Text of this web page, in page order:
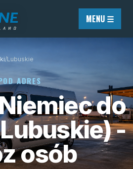
MENU ☰
/Lubuskie
ADRES
do
-
osób